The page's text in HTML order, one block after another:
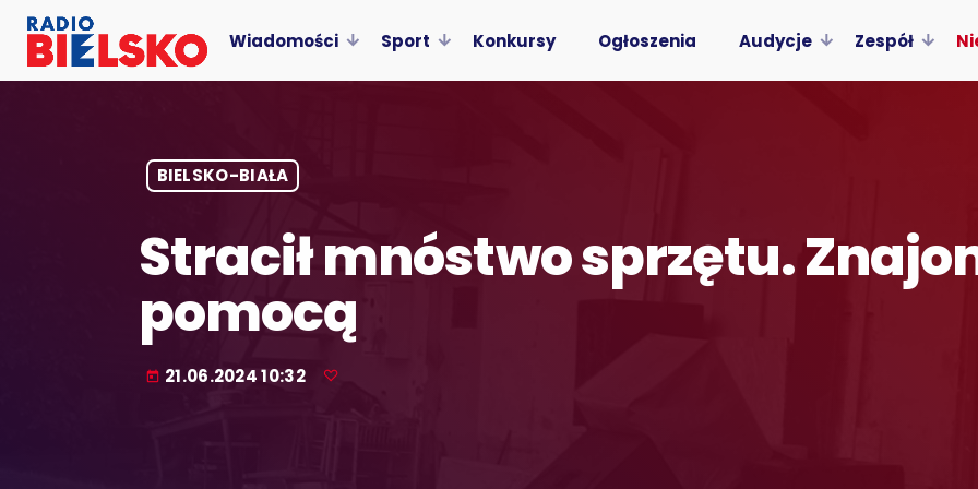
Wiadomości Sport Konkursy Ogłoszenia Audycje Zespół
BIELSKO-BIAŁA
Stracił mnóstwo sprzętu.
pomocą
today 21.06.2024 10:32